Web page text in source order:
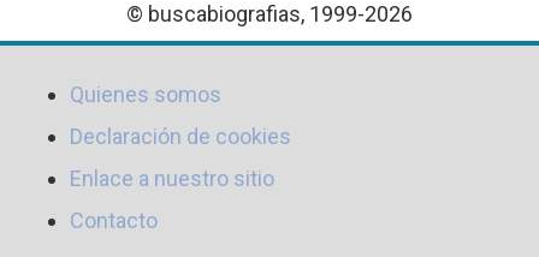
© buscabiografias, 1999-2026
Quienes somos
Declaración de cookies
Enlace a nuestro sitio
Contacto